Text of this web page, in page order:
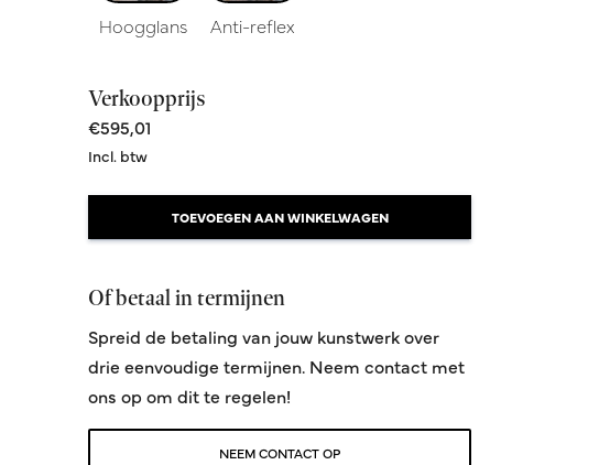
Hoogglans Anti-reflex
Verkoopprijs
€595,01
Incl. btw
TOEVOEGEN AAN WINKELWAGEN
Of betaal in termijnen
Spreid de betaling van jouw kunstwerk over
drie eenvoudige termijnen. Neem contact met
ons op om dit te regelen!
NEEM CONTACT OP